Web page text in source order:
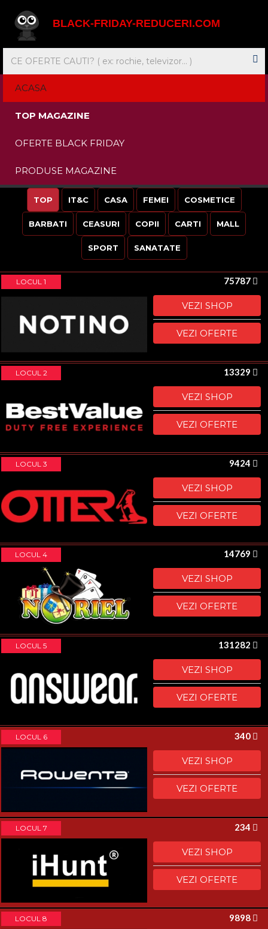
BLACK-FRIDAY-REDUCERI.COM
ACASA
TOP MAGAZINE
OFERTE BLACK FRIDAY
PRODUSE MAGAZINE
TOP IT&C CASA FEMEI COSMETICE
BARBATI CEASURI COPII CARTI MALL
SPORT SANATATE
LOCUL 1 75787
VEZI SHOP
VEZI OFERTE
LOCUL 2 13329
VEZI SHOP
VEZI OFERTE
LOCUL 3 9424
VEZI SHOP
VEZI OFERTE
LOCUL 4 14769
VEZI SHOP
VEZI OFERTE
LOCUL 5 131282
VEZI SHOP
VEZI OFERTE
LOCUL 6 340
VEZI SHOP
VEZI OFERTE
LOCUL 7 234
VEZI SHOP
VEZI OFERTE
LOCUL 8 9898